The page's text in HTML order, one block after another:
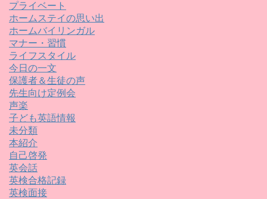
プライベート
ホームステイの思い出
ホームバイリンガル
マナー・習慣
ライフスタイル
今日の一文
保護者＆生徒の声
先生向け定例会
声楽
子ども英語情報
未分類
本紹介
自己啓発
英会話
英検合格記録
英検面接